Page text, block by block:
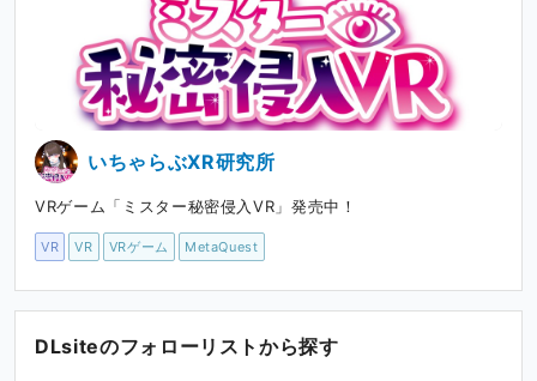
いちゃらぶXR研究所
VRゲーム「ミスター秘密侵入VR」発売中！
VR VR VRゲーム MetaQuest
DLsiteのフォローリストから探す